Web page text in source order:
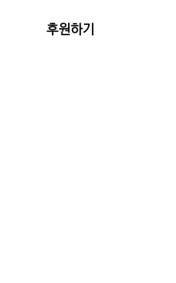
후원하기